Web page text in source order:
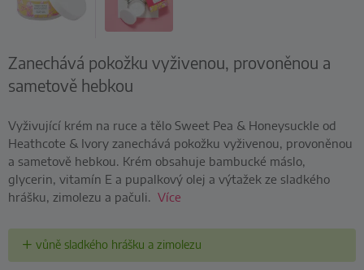
Zanechává pokožku vyživenou, provoněnou a
sametově hebkou
Vyživující krém na ruce a tělo Sweet Pea & Honeysuckle od
Heathcote & Ivory zanechává pokožku vyživenou, provoněnou
a sametově hebkou. Krém obsahuje bambucké máslo,
glycerin, vitamín E a pupalkový olej a výtažek ze sladkého
hrášku, zimolezu a pačuli. Více
vůně sladkého hrášku a zimolezu